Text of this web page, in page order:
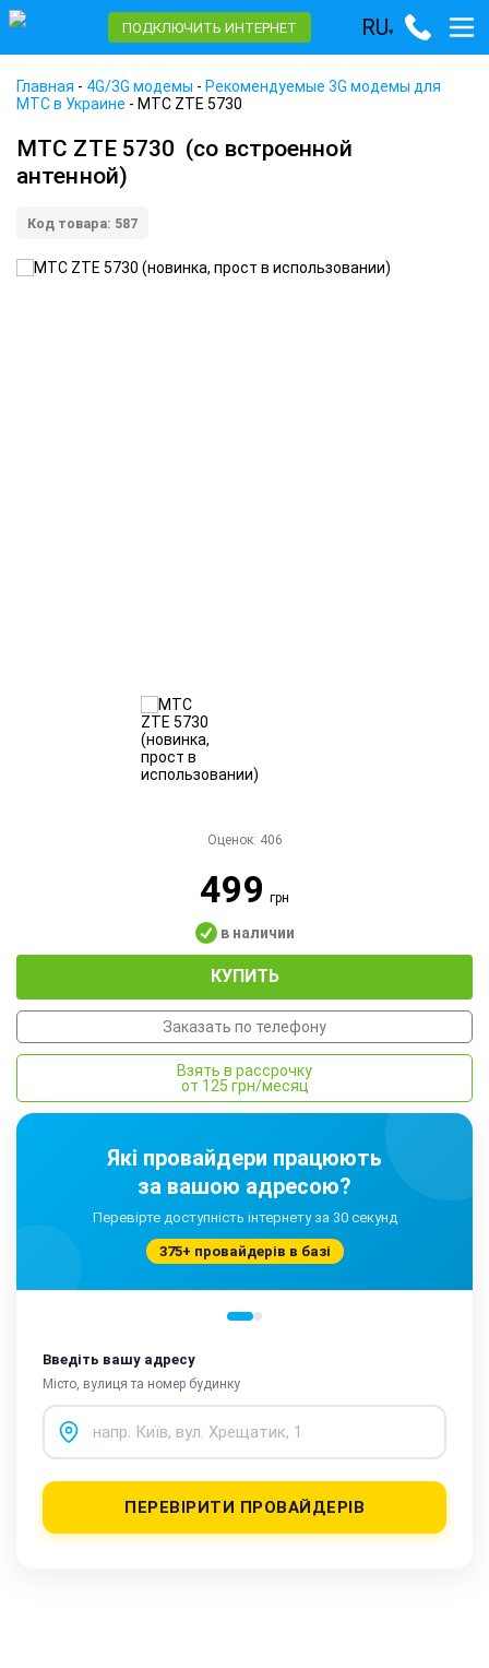
ПОДКЛЮЧИТЬ ИНТЕРНЕТ RU▾
Главная - 4G/3G модемы - Рекомендуемые 3G модемы для
МТС в Украине - МТС ZTE 5730
МТС ZTE 5730 (со встроенной
антенной)
Код товара: 587
Оценок: 406
499грн
в наличии
КУПИТЬ
Заказать по телефону
Взять в рассрочку
от 125 грн/месяц
Які провайдери працюють
за вашою адресою?
Перевірте доступність інтернету за 30 секунд
375+ провайдерів в базі
Введіть вашу адресу
Місто, вулиця та номер будинку
ПЕРЕВІРИТИ ПРОВАЙДЕРІВ